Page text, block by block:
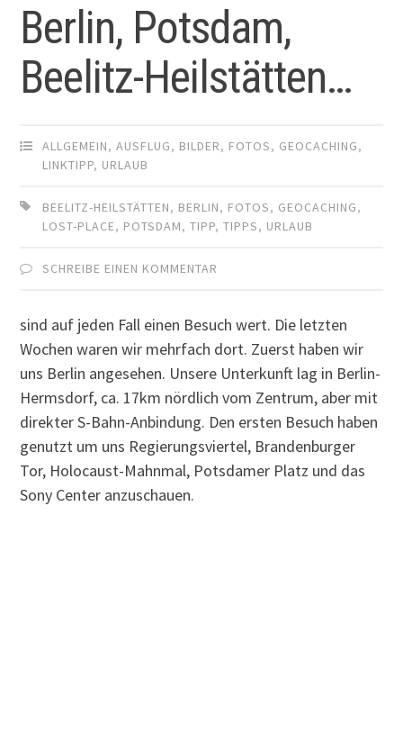
Berlin, Potsdam,
Beelitz-Heilstätten…
ALLGEMEIN,AUSFLUG, BILDER, FOTOS, GEOCACHING,
LINKTIPP, URLAUB
BEELITZ-HEILSTÄTTEN, BERLIN, FOTOS, GEOCACHING,
LOST-PLACE, POTSDAM,TIPP,TIPPS, URLAUB
SCHREIBE EINEN KOMMENTAR
sind auf jeden Fall einen Besuch wert. Die letzten
Wochen waren wir mehrfach dort. Zuerst haben wir
uns Berlin angesehen. Unsere Unterkunft lag in Berlin-
Hermsdorf, ca. 17km nördlich vom Zentrum, aber mit
direkter S-Bahn-Anbindung. Den ersten Besuch haben
genutzt um uns Regierungsviertel, Brandenburger
Tor, Holocaust-Mahnmal, Potsdamer Platz und das
Sony Center anzuschauen.